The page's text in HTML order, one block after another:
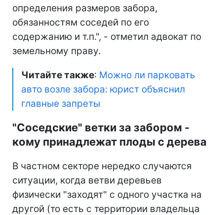
определения размеров забора,
обязанностям соседей по его
содержанию и т.п.", - отметил адвокат по
земельному праву.
Читайте также: Можно ли парковать
авто возле забора: юрист объяснил
главные запреты
"Соседские" ветки за забором -
кому принадлежат плоды с дерева
В частном секторе нередко случаются
ситуации, когда ветви деревьев
физически "заходят" с одного участка на
другой (то есть с территории владельца